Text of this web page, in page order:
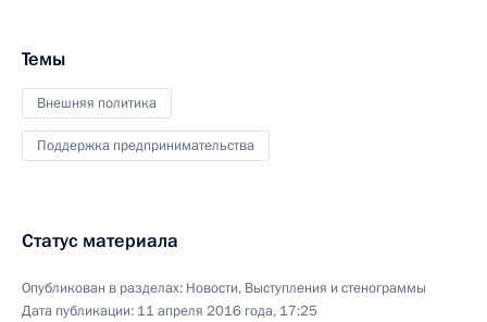
Темы
Внешняя политика
Поддержка предпринимательства
Статус материала
Опубликован в разделах: Новости, Выступления и стенограммы
Дата публикации: 11 апреля 2016 года, 17:25